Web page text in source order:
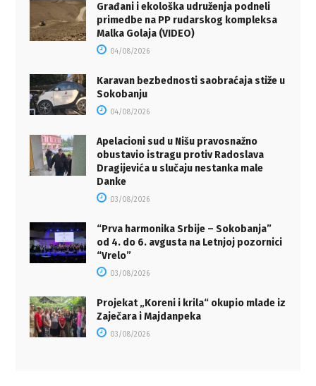
Građani i ekološka udruženja podneli
primedbe na PP rudarskog kompleksa
Malka Golaja (VIDEO)
04/08/2026
Karavan bezbednosti saobraćaja stiže u
Sokobanju
04/08/2026
Apelacioni sud u Nišu pravosnažno
obustavio istragu protiv Radoslava
Dragijevića u slučaju nestanka male
Danke
03/08/2026
“Prva harmonika Srbije – Sokobanja”
od 4. do 6. avgusta na Letnjoj pozornici
“Vrelo”
03/08/2026
Projekat „Koreni i krila“ okupio mlade iz
Zaječara i Majdanpeka
03/08/2026